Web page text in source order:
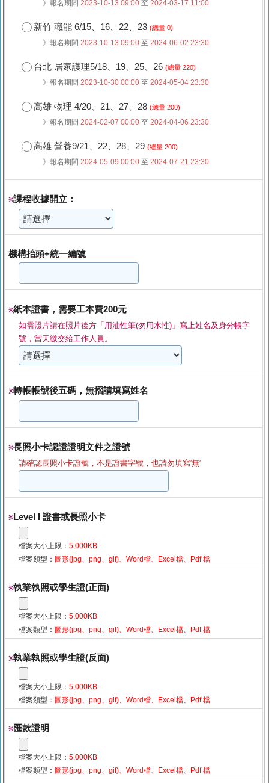
》報名期間 2023-10-13 09:00 至 2024-03-17 11:00
新竹 職能 6/15、16、22、23 (總量 0)
》報名期間 2023-10-13 09:00 至 2024-06-02 23:30
台北 居家護理5/18、19、25、26 (總量 220)
》報名期間 2023-10-30 00:00 至 2024-05-04 23:30
高雄 物理 4/20、21、27、28 (總量 200)
》報名期間 2024-02-07 00:00 至 2024-04-06 23:30
高雄 營養9/21、22、28、29 (總量 200)
》報名期間 2024-05-09 00:00 至 2024-07-21 23:30
※課程收據開立：
機構抬頭+統一編號
※紙本證書，需要工本費200元
如需照片請在照片後方「用油性筆(勿用水性)」寫上姓名及身分帳字
號，當天繳交給工作人員。
※轉帳帳號後五碼，無摺請填寫姓名
※長照小卡認證證明文件之證號
請確認長照小卡證號，不是證書字號，也請勿填寫′無′
※Level I 證書或長照小卡
檔案大小上限： 5,000KB
檔案類型： 圖形(jpg、png、gif)、Word檔、Excel檔、Pdf 檔
※執業執照或學生證(正面)
檔案大小上限： 5,000KB
檔案類型： 圖形(jpg、png、gif)、Word檔、Excel檔、Pdf 檔
※執業執照或學生證(反面)
檔案大小上限： 5,000KB
檔案類型： 圖形(jpg、png、gif)、Word檔、Excel檔、Pdf 檔
※匯款證明
檔案大小上限： 5,000KB
檔案類型： 圖形(jpg、png、gif)、Word檔、Excel檔、Pdf 檔